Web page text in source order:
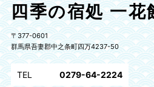
四季の宿処 一花
〒377-0601
群馬県吾妻郡中之条町四万4237-50
TEL 0279-64-2224